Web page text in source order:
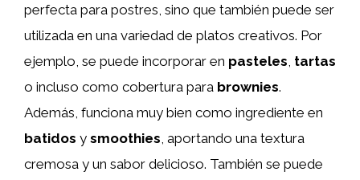
perfecta para postres, sino que también puede ser
utilizada en una variedad de platos creativos. Por
ejemplo, se puede incorporar en pasteles tartas
o incluso como cobertura para brownies.
Además, funciona muy bien como ingrediente en
batidos y smoothies , aportando una textura
cremosa y un sabor delicioso. También se puede